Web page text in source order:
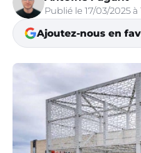
Publié le 17/03/2025 à
Ajoutez-nous en